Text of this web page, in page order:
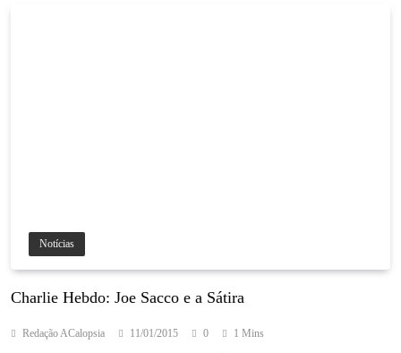
Notícias
Charlie Hebdo: Joe Sacco e a Sátira
Redação ACalopsia 11/01/2015 0 1 Mins